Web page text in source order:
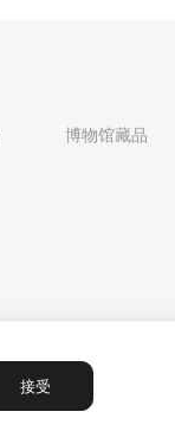
博物馆藏品
接受